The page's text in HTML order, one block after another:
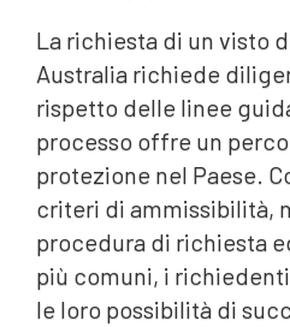
La richiesta di un visto
Australia richiede
rispetto delle linee
processo offre un
protezione nel Paese.
criteri di ammissibilità,
procedura di richiesta
più comuni, i
le loro possibilità di